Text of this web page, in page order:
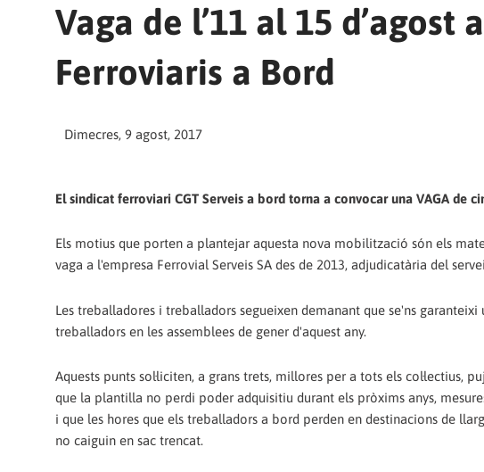
Vaga de l’11 al 15 d’agost
Ferroviaris a Bord
Dimecres, 9 agost, 2017
El sindicat ferroviari CGT Serveis a bord torna a convocar una VAGA de
Els motius que porten a plantejar aquesta nova mobilització són els
vaga a l'empresa Ferrovial Serveis SA des de 2013, adjudicatària del
Les treballadores i treballadors segueixen demanant que se'ns
treballadors en les assemblees de gener d'aquest any.
Aquests punts sol·liciten, a grans trets, millores per a tots els col·lectius,
que la plantilla no perdi poder adquisitiu durant els pròxims anys,
i que les hores que els treballadors a bord perden en destinacions de
no caiguin en sac trencat.